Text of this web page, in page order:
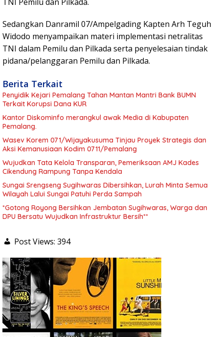
Sedangkan Danramil 07/Ampelgading Kapten Arh Teguh
Widodo menyampaikan materi implementasi netralitas
TNI dalam Pemilu dan Pilkada serta penyelesaian tindak
pidana/pelanggaran Pemilu dan Pilkada.
Berita Terkait
Penyidik Kejari Pemalang Tahan Mantan Mantri Bank BUMN
Terkait Korupsi Dana KUR
Kantor Diskominfo merangkul awak Media di Kabupaten
Pemalang.
Wasev Korem 071/Wijayakusuma Tinjau Proyek Strategis dan
Aksi Kemanusiaan Kodim 0711/Pemalang
Wujudkan Tata Kelola Transparan, Pemeriksaan AMJ Kades
Cikendung Rampung Tanpa Kendala
Sungai Srengseng Sugihwaras Dibersihkan, Lurah Minta Semua
Wilayah Lalui Sungai Patuhi Perda Sampah
*Gotong Royong Bersihkan Jembatan Sugihwaras, Warga dan
DPU Bersatu Wujudkan Infrastruktur Bersih**
Post Views: 394